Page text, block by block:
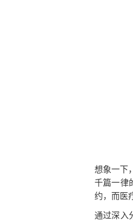
想象一下
千篇一律
约，而医
通过深入